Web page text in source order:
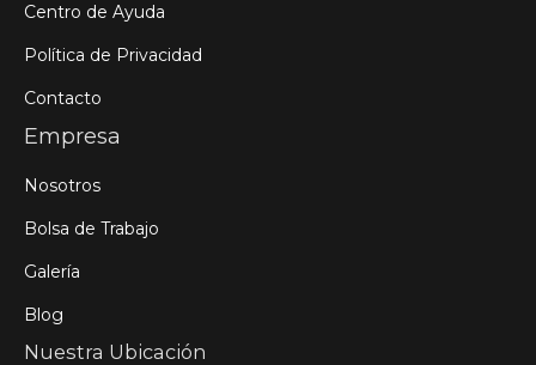
Centro de Ayuda
Política de Privacidad
Contacto
Empresa
Nosotros
Bolsa de Trabajo
Galería
Blog
Nuestra Ubicación